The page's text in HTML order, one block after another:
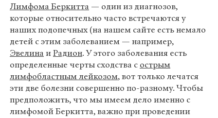
Лимфома Беркитта — один из диагнозов,
которые относительно часто встречаются у
наших подопечных (на нашем сайте есть немало
детей с этим заболеванием — например,
Эвелина иРадион. У этого заболевания есть
определенные черты сходства с острым
лимфобластным лейкозом, вот только лечатся
эти две болезни совершенно по-разному. Чтобы
предположить, что мы имеем дело именно с
лимфомой Беркитта, важно при проведении